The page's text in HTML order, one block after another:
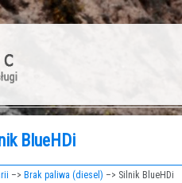
BlueHDi
–> Brak paliwa (diesel) –> Silnik BlueHDi